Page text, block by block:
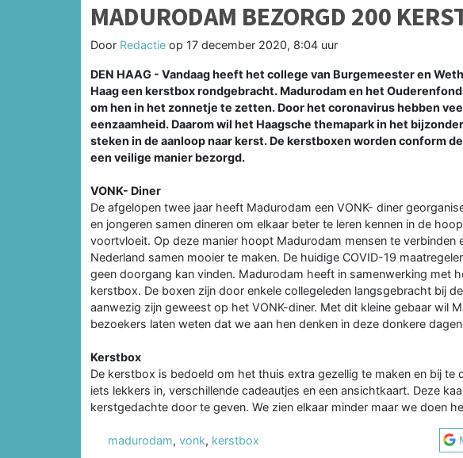
MADURODAM BEZORGD 200
Door Redactie op 17 december 2020, 8:04 uur
DEN HAAG - Vandaag heeft het college van Burgemeester en
Haag een kerstbox rondgebracht. Madurodam en het
om hen in het zonnetje te zetten. Door het coronavirus hebben
eenzaamheid. Daarom wil het Haagsche themapark in het
steken in de aanloop naar kerst. De kerstboxen worden conform
een veilige manier bezorgd.
VONK- Diner
De afgelopen twee jaar heeft Madurodam een VONK- diner
en jongeren samen dineren om elkaar beter te leren kennen in de
voortvloeit. Op deze manier hoopt Madurodam mensen te verbinden
Nederland samen mooier te maken. De huidige COVID-19
geen doorgang kan vinden. Madurodam heeft in samenwerking met
kerstbox. De boxen zijn door enkele collegeleden langsgebracht bij
aanwezig zijn geweest op het VONK-diner. Met dit kleine gebaar wil
bezoekers laten weten dat we aan hen denken in deze donkere
Kerstbox
De kerstbox is bedoeld om het thuis extra gezellig te maken en bij te
iets lekkers in, verschillende cadeautjes en een ansichtkaart. Deze
kerstgedachte door te geven. We zien elkaar minder maar we doen
madurodam, vonk, kerstbox